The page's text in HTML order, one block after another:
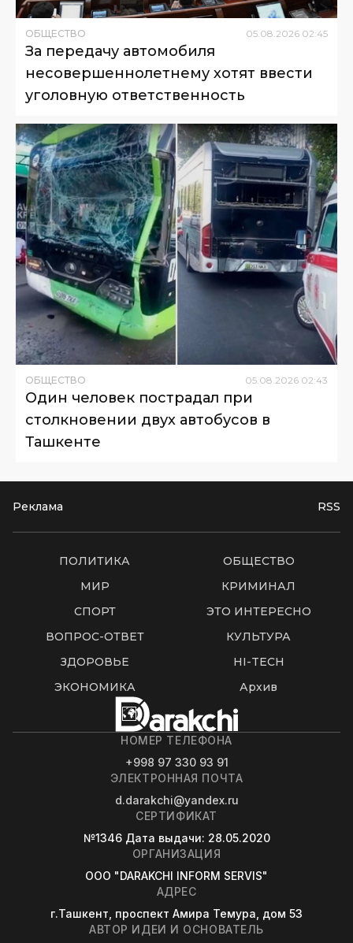
ОБЩЕСТВО 05.08.2026 02:45
За передачу автомобиля
несовершеннолетнему хотят ввести
уголовную ответственность
ОБЩЕСТВО 05.08.2026 02:43
Один человек пострадал при
столкновении двух автобусов в
Ташкенте
Реклама RSS
ПОЛИТИКА
ОБЩЕСТВО
МИР
КРИМИНАЛ
СПОРТ
ЭТО ИНТЕРЕСНО
ВОПРОС-ОТВЕТ
КУЛЬТУРА
ЗДОРОВЬЕ
HI-TECH
ЭКОНОМИКА
Архив
НОМЕР ТЕЛЕФОНА
+998 97 330 93 91
ЭЛЕКТРОННАЯ ПОЧТА
d.darakchi@yandex.ru
СЕРТИФИКАТ
№1346 Дата выдачи: 28.05.2020
ОРГАНИЗАЦИЯ
OOO "DARAKCHI INFORM SERVIS"
АДРЕС
г.Ташкент, проспект Амира Темура, дом 53
АВТОР ИДЕИ И ОСНОВАТЕЛЬ